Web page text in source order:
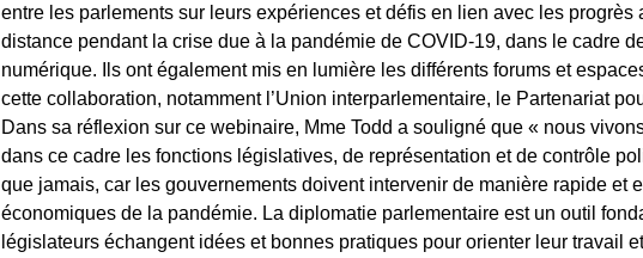
entre les parlements sur leurs expériences et défis en lien avec les
distance pendant la crise due à la pandémie de COVID-19, dans le cadre
numérique. Ils ont également mis en lumière les différents forums et
cette collaboration, notamment l’Union interparlementaire, le Partenariat
Dans sa réflexion sur ce webinaire, Mme Todd a souligné que « nous
dans ce cadre les fonctions législatives, de représentation et de contrôle
que jamais, car les gouvernements doivent intervenir de manière rapide et
économiques de la pandémie. La diplomatie parlementaire est un outil
législateurs échangent idées et bonnes pratiques pour orienter leur travail